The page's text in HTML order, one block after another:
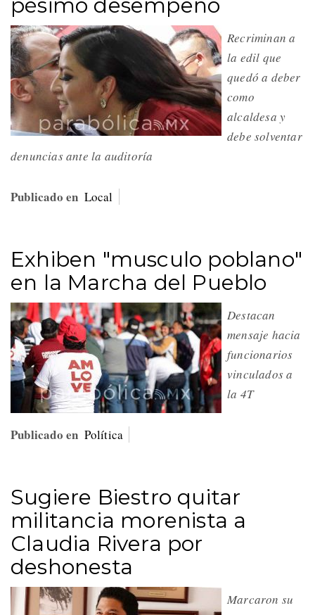
pésimo desempeño
Recriminan a
la edil que
quedó a deber
como
alcaldesa y
debe solventar
denuncias ante la auditoría
Publicado en Local
Exhiben "musculo poblano"
en la Marcha del Pueblo
Destacan
mensaje hacia
funcionarios
vinculados a
la 4T
Publicado en Política
Sugiere Biestro quitar
militancia morenista a
Claudia Rivera por
deshonesta
Marcaron su